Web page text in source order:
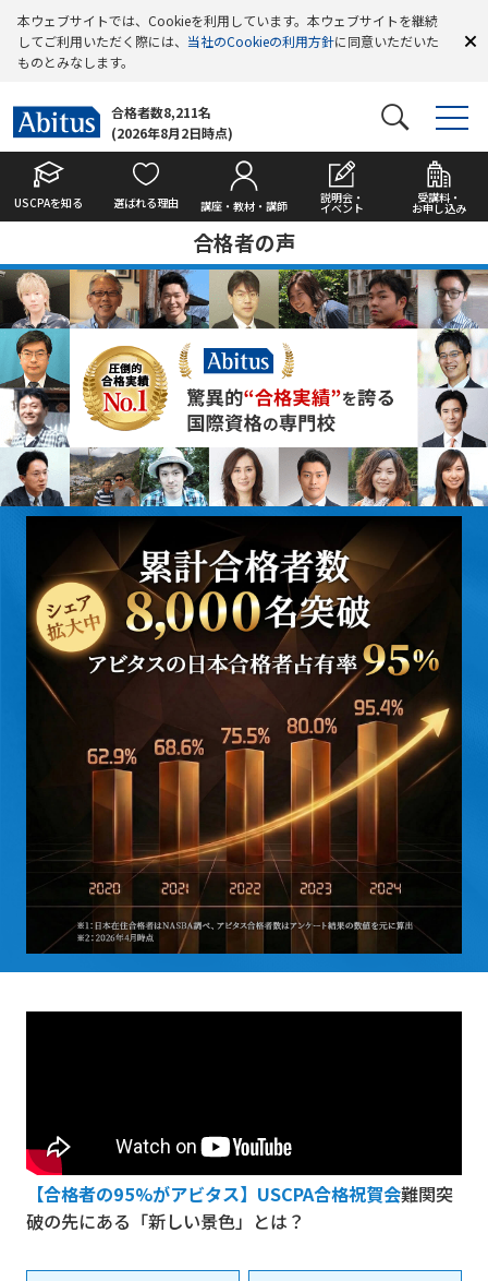
本ウェブサイトでは、Cookieを利用しています。本ウェブサイトを継続
してご利用いただく際には、 当社のCookieの利用方針に同意いただいた
ものとみなします。
合格者数8,211名
(2026年8月2日時点)
USCPAを知る 選ばれる理由 講座・教材・講師
説明会・
イベント
受講料・
お申し込み
合格者の声
【合格者の95%がアビタス】USCPA合格祝賀会難関突
破の先にある「新しい景色」とは？